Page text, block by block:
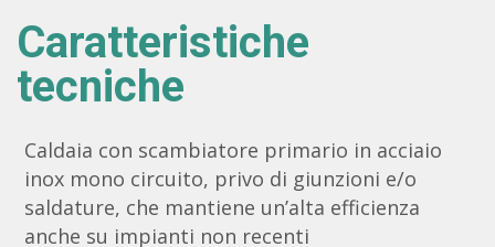
Caratteristiche
tecniche
Caldaia con scambiatore primario in acciaio
inox mono circuito, privo di giunzioni e/o
saldature, che mantiene un’alta efficienza
anche su impianti non recenti